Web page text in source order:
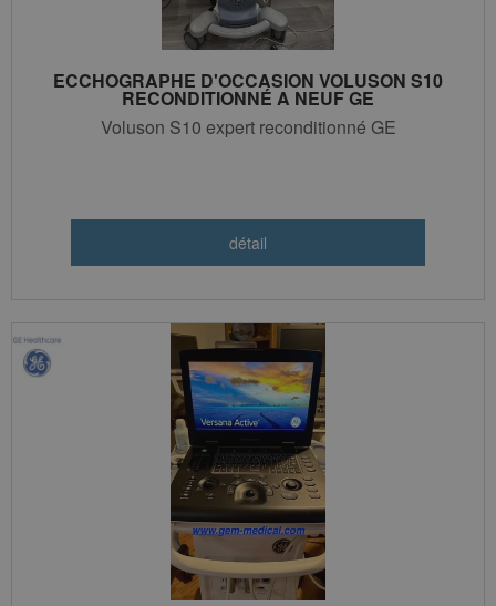
ECCHOGRAPHE D'OCCASION VOLUSON S10
RECONDITIONNÉ A NEUF GE
Voluson S10 expert reconditionné GE